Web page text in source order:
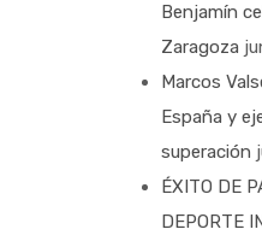
Benjamín
Zaragoza
Marcos
España y
superación
ÉXITO DE
DEPORTE